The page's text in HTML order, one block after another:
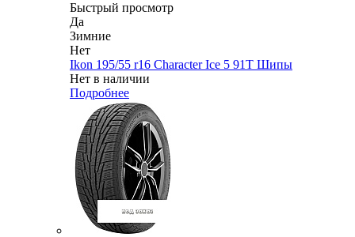
Быстрый просмотр
Да
Зимние
Нет
Ikon 195/55 r16 Character Ice 5 91T Шипы
Нет в наличии
Подробнее